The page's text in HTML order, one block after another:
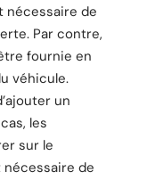
nécessaire de
Par contre,
fournie en
véhicule.
un
les
sur le
nécessaire de